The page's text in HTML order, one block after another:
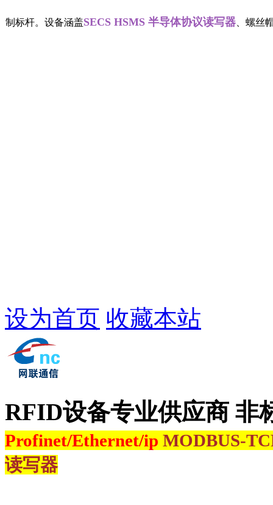
。设备涵盖SECS HSMS 半导体协议读写器、螺丝帽工业
设为首页 收藏本站
RFID设备专业供应商 非
Profinet/Ethernet/ip MODBUS-
读写器